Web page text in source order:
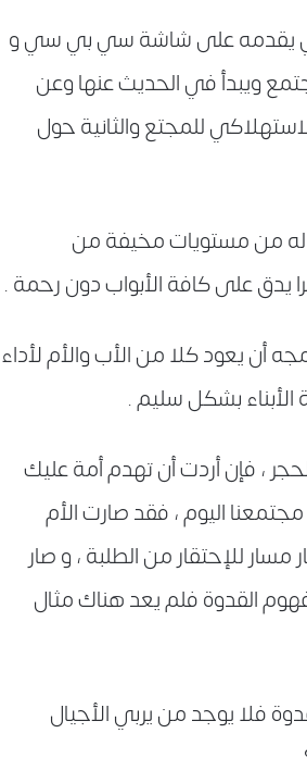
يقدمه على شاشة سي بي سي و
ويبدأ في الحديث عنها وعن
للمجتع والثانية حول
له من مستويات مخيفة من
يدق على كافة الأبواب دون رحمة .
أن يعود كلا من الأب والأم لأداء
بشكل سليم .
، فإن أردت أن تهدم أمة عليك
اليوم ، فقد صارت الأم
للإحتقار من الطلبة ، و صار
القدوة فلم يعد هناك مثال
فلا يوجد من يربي الأجيال